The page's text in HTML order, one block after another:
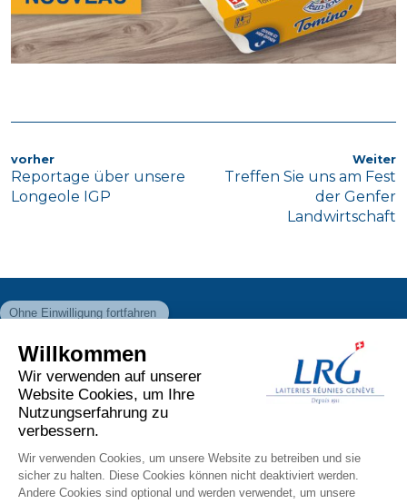
BEITRAGSNAVIGATION
Vorheriger
Artikel
vorher
Reportage über unsere
Longeole IGP
Weiter
Treffen Sie uns am Fest
der Genfer
Landwirtschaft
1228 Plan-les-Ouates
facebookinstagramlinkedin youtube